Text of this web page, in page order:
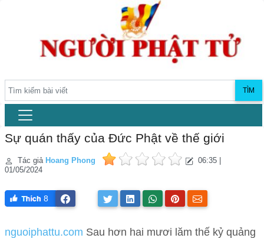
TÌM
Sự quán thấy của Đức Phật về thế giới
Tác giả Hoang Phong
06:35 |
01/05/2024
8
nguoiphattu.com Sau hơn hai mươi lăm thế kỷ quảng